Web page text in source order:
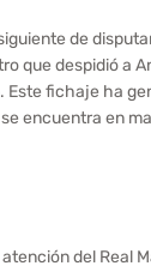
de
que despidió a
fichaje ha
encuentra en
del Real